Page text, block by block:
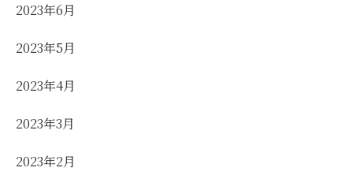
2023年6月
2023年5月
2023年4月
2023年3月
2023年2月